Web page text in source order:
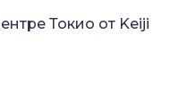
Токио от Keiji